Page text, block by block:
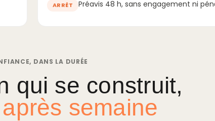
ARRÊT Préavis 48 h, sans engagement ni
DANS LA DURÉE
qui se construit,
semaine